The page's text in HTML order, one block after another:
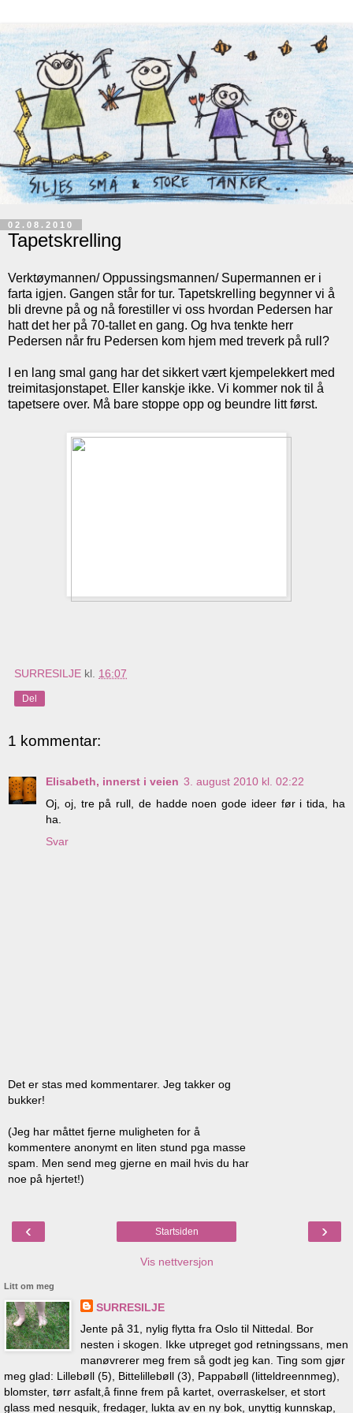
02.08.2010
Tapetskrelling
Verktøymannen/ Oppussingsmannen/ Supermannen er i
farta igjen. Gangen står for tur. Tapetskrelling begynner vi å
bli drevne på og nå forestiller vi oss hvordan Pedersen har
hatt det her på 70-tallet en gang. Og hva tenkte herr
Pedersen når fru Pedersen kom hjem med treverk på rull?
I en lang smal gang har det sikkert vært kjempelekkert med
treimitasjonstapet. Eller kanskje ikke. Vi kommer nok til å
tapetsere over. Må bare stoppe opp og beundre litt først.
SURRESILJE kl. 16:07
Del
1 kommentar:
Elisabeth, innerst i veien 3. august 2010 kl. 02:22
Oj, oj, tre på rull, de hadde noen gode ideer før i tida, ha
ha.
Svar
Det er stas med kommentarer. Jeg takker og
bukker!
(Jeg har måttet fjerne muligheten for å
kommentere anonymt en liten stund pga masse
spam. Men send meg gjerne en mail hvis du har
noe på hjertet!)
‹ ›
Startsiden
Vis nettversjon
Litt om meg
SURRESILJE
Jente på 31, nylig flytta fra Oslo til Nittedal. Bor
nesten i skogen. Ikke utpreget god retningssans, men
manøvrerer meg frem så godt jeg kan. Ting som gjør
meg glad: Lillebøll (5), Bittelillebøll (3), Pappabøll (litteldreennmeg),
blomster, tørr asfalt,å finne frem på kartet, overraskelser, et stort
glass med nesquik, fredager, lukta av en ny bok, unyttig kunnskap,